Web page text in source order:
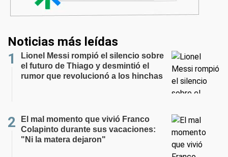
Noticias más leídas
Lionel Messi rompió el silencio sobre
el futuro de Thiago y desmintió el
rumor que revolucionó a los hinchas
El mal momento que vivió Franco
Colapinto durante sus vacaciones:
"Ni la matera dejaron"